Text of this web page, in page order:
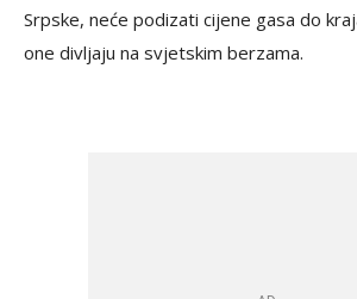
Srpske, neće podizati cijene gasa do
one divljaju na svjetskim berzama.